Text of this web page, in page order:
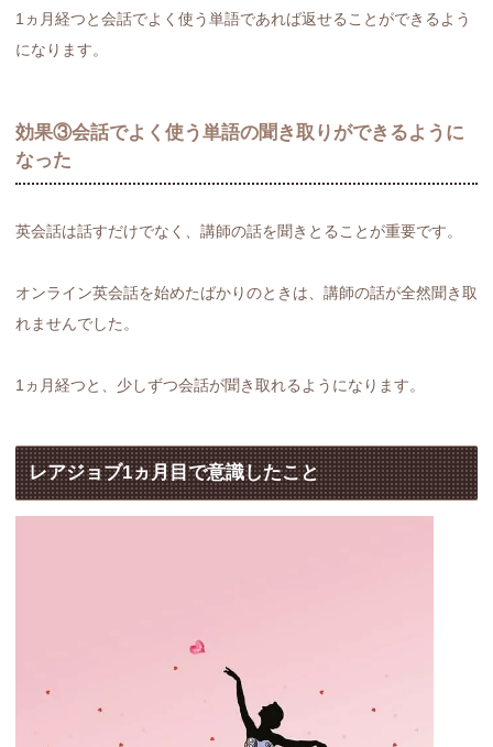
1ヵ月経つと会話でよく使う単語であれば返せることができるよう
になります。
効果③会話でよく使う単語の聞き取りができるように
なった
英会話は話すだけでなく、講師の話を聞きとることが重要です。
オンライン英会話を始めたばかりのときは、講師の話が全然聞き取
れませんでした。
1ヵ月経つと、少しずつ会話が聞き取れるようになります。
レアジョブ1ヵ月目で意識したこと